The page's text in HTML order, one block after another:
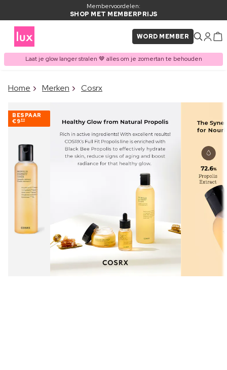
Membervoordelen:
SHOP MET MEMBERPRIJS
WORD MEMBER
Laat je glow langer stralen 🤎 alles om je zomertan te behouden
ITEM TOEGEVOEGD AAN
Home Merken Cosrx
BESPAAR
€9 80